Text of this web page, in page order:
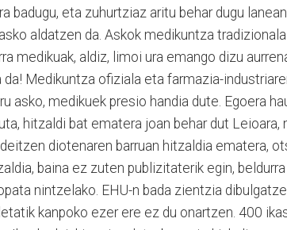
badugu, eta zuhurtziaz aritu behar dugu
aldatzen da. Askok medikuntza
medikuak, aldiz, limoi ura emango dizu
da! Medikuntza ofiziala eta farmazia-
asko, medikuek presio handia dute. Egoera
hitzaldi bat ematera joan behar dut
diotenaren barruan hitzaldia ematera,
baina ez zuten publizitaterik egin,
nintzelako. EHU-n bada zientzia
kanpoko ezer ere ez du onartzen. 400